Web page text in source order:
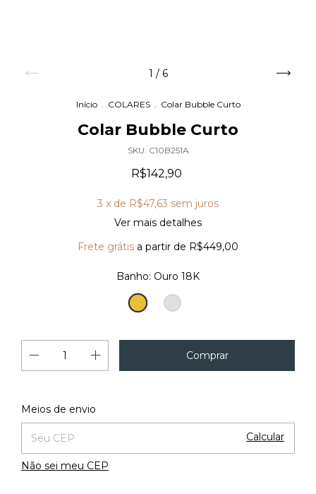
1 / 6
Início . COLARES . Colar Bubble Curto
Colar Bubble Curto
SKU: C10B251A
R$142,90
3 x de R$47,63 sem juros
Ver mais detalhes
Frete grátis a partir de R$449,00
Banho: Ouro 18K
Ouro
18K
Prata
Entregas para o CEP:
Meios de envio
Calcular
Não sei meu CEP